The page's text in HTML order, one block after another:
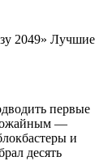
2049» Лучшие
первые
—
и
десять